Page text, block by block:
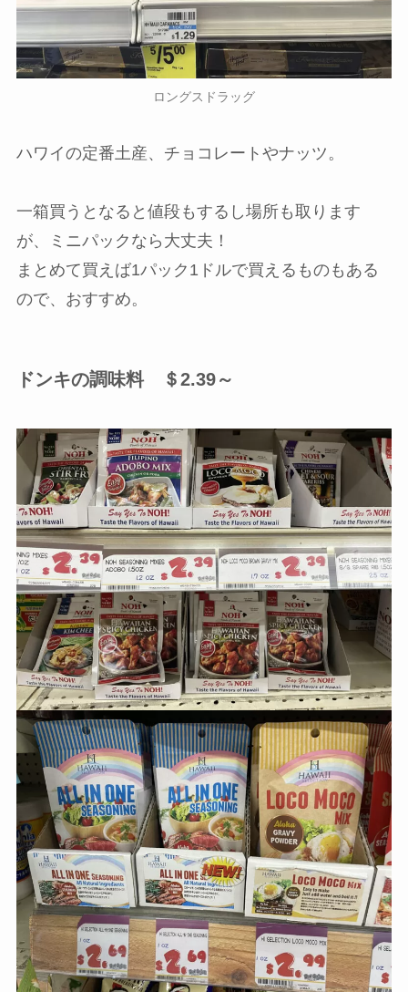
ロングスドラッグ
ハワイの定番土産、チョコレートやナッツ。
一箱買うとなると値段もするし場所も取ります
が、ミニパックなら大丈夫！
まとめて買えば1パック1ドルで買えるものもある
ので、おすすめ。
ドンキの調味料 ＄2.39～